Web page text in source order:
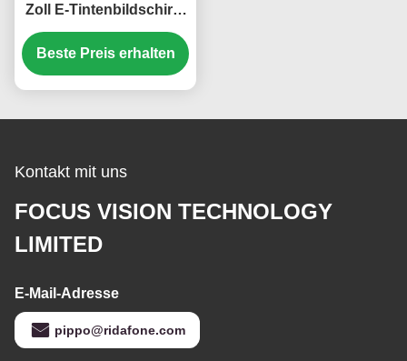
Zoll E-Tintenbildschirm
mit 800 × 600 SVGA-
Auflösung und 39-Pin-
Schnittstelle
Beste Preis erhalten
Kontakt mit uns
FOCUS VISION TECHNOLOGY
LIMITED
E-Mail-Adresse
pippo@ridafone.com